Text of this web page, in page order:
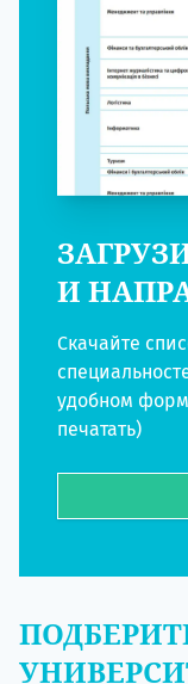
И
Скачайте
удобном
печатать)